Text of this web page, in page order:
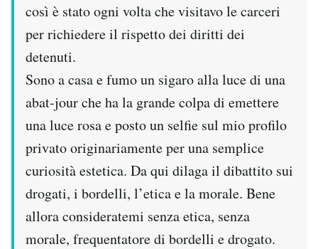
così è stato ogni volta che visitavo le carceri
per richiedere il rispetto dei diritti dei
detenuti.
Sono a casa e fumo un sigaro alla luce di una
abat-jour che ha la grande colpa di emettere
una luce rosa e posto un selfie sul mio profilo
privato originariamente per una semplice
curiosità estetica. Da qui dilaga il dibattito sui
drogati, i bordelli, l’etica e la morale. Bene
allora consideratemi senza etica, senza
morale, frequentatore di bordelli e drogato.